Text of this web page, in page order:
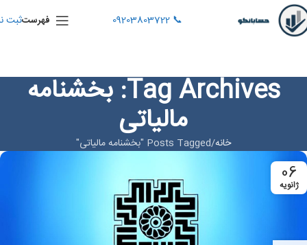
📞 09203803722 فهرستثبت
Tag Archives: بخشنامه
مالیاتی
خانه Posts Tagged "بخشنامه مالیاتی"
06
ژانویه